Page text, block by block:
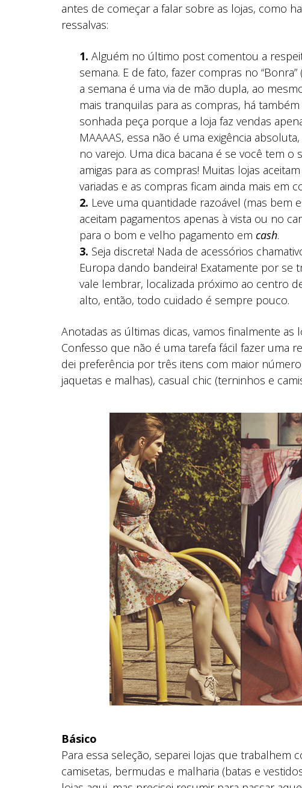
antes de começar a falar sobre as lojas, como
ressalvas:
1. Alguém no último post comentou a
semana. E de fato, fazer compras no
a semana é uma via de mão dupla, ao
mais tranquilas para as compras, há
sonhada peça porque a loja faz vendas
MAAAAS, essa não é uma exigência
no varejo. Uma dica bacana é se você tem
amigas para as compras! Muitas lojas
variadas e as compras ficam ainda mais em
2. Leve uma quantidade razoável (mas bem
aceitam pagamentos apenas à vista ou no
para o bom e velho pagamento em cash.
3. Seja discreta! Nada de acessórios
Europa dando bandeira! Exatamente por se
vale lembrar, localizada próximo ao centro
alto, então, todo cuidado é sempre pouco.
Anotadas as últimas dicas, vamos finalmente as
Confesso que não é uma tarefa fácil fazer uma
dei preferência por três itens com maior
jaquetas e malhas), casual chic (terninhos e
Básico
Para essa seleção, separei lojas que trabalhem
camisetas, bermudas e malharia (batas e